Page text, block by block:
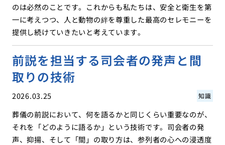
のは必然のことです。これからも私たちは、安全と衛生を第
一に考えつつ、人と動物の絆を尊重した最高のセレモニーを
提供し続けていきたいと考えています。
前説を担当する司会者の発声と間
取りの技術
2026.03.25 知識
葬儀の前説において、何を語るかと同じくらい重要なのが、
それを「どのように語るか」という技術です。司会者の発
声、抑揚、そして「間」の取り方は、参列者の心への浸透度